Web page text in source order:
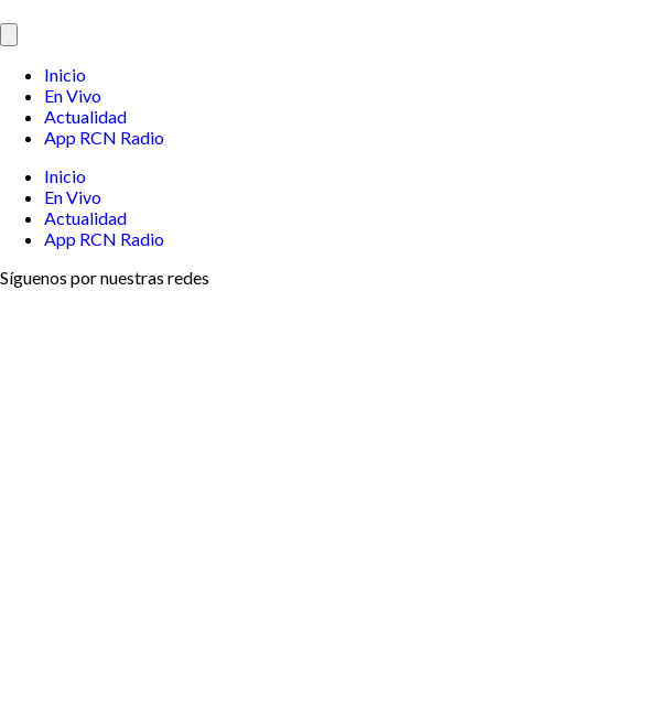
Inicio
En Vivo
Actualidad
App RCN Radio
Inicio
En Vivo
Actualidad
App RCN Radio
Síguenos por nuestras redes